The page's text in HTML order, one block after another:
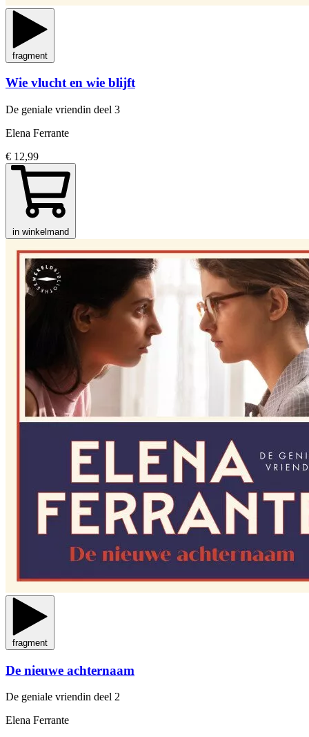
fragment
Wie vlucht en wie blijft
De geniale vriendin deel 3
Elena Ferrante
€ 12,99
in winkelmand
fragment
De nieuwe achternaam
De geniale vriendin deel 2
Elena Ferrante